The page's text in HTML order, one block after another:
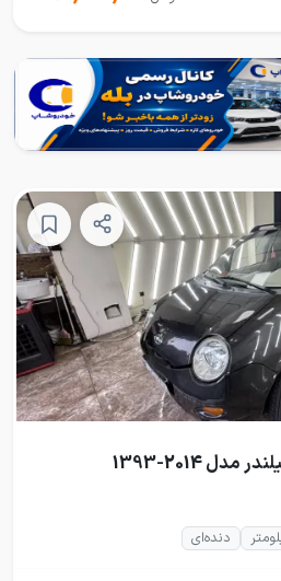
دنده‌ای